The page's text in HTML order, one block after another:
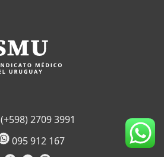
(+598) 2709 3991
095 912 167